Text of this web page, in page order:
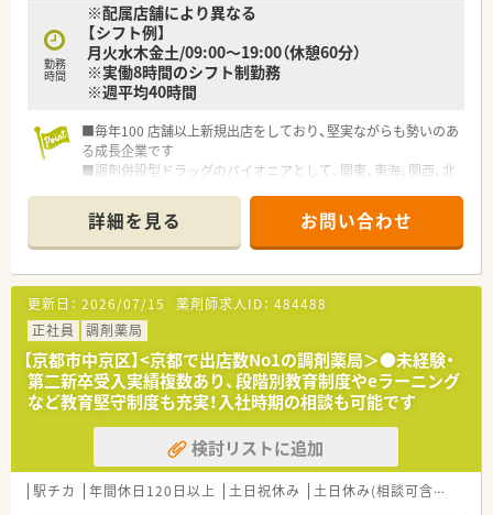
勤務
時間
※配属店舗により異なる
【シフト例】
月火水木金土/09:00～19:00（休憩60分）
※実働8時間のシフト制勤務
※週平均40時間
■毎年100 店舗以上新規出店をしており、堅実ながらも勢いのあ
る成長企業です
■調剤併設型ドラッグのパイオニアとして、関東、東海、関西、北
■研修制度は様々なプランがあり、集合研修だけでなく任意で受
講可能な研修も幅広く用意されています
■店舗で活躍する従業員、社外で活躍する従業員、将来経営幹部
となる従業員など、薬剤師として様々な活躍ができるフィールド
を用意されています
■総合薬剤師・調剤薬剤師（土日休み・19時までの勤務）どちらか
の働き方を選択できます
■調剤併設型だけでなく「医療モール・クリニック併設店舗」「敷
地内薬局」「訪問調剤特化型店舗」など様々な店舗を運営してい
ます
■在宅医療にも積極的取り組んでおり「訪問調剤特化型店舗」を
50店舗以上、無菌調剤室は業界最多の51店舗設置しています
■「プラチナくるみん認定企業」「健康経営優良法人2023（大規模
法人部門）認定」等を取得し一人ひとりが働きやすい環境が整備
されています
詳細を見る お問い合わせ
更新日： 2026/07/15 薬剤師求人ID： 484488
正社員
調剤薬局
【京都市中京区】<京都で出店数No1の調剤薬局＞●未経験・
第二新卒受入実績複数あり、段階別教育制度やeラーニング
など教育堅守制度も充実！入社時期の相談も可能です
検討リストに追加
駅チカ 年間休日120日以上 土日祝休み 土日休み(相談可含む)